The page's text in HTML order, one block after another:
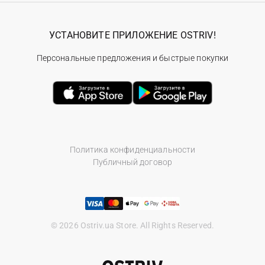
Политика конфиденциальности
Публичный договор
© 2026 Ostriv.ua Store. All Rights Reserved.
УСТАНОВИТЕ ПРИЛОЖЕНИЕ OSTRIV!
Персональные предложения и быстрые покупки